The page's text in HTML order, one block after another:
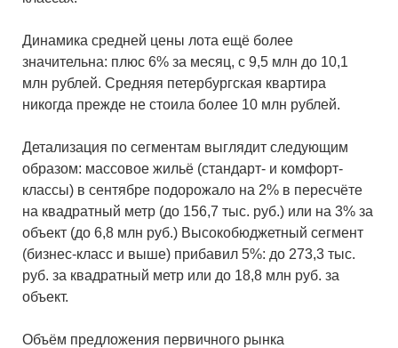
Динамика средней цены лота ещё более
значительна: плюс 6% за месяц, с 9,5 млн до 10,1
млн рублей. Средняя петербургская квартира
никогда прежде не стоила более 10 млн рублей.
Детализация по сегментам выглядит следующим
образом: массовое жильё (стандарт- и комфорт-
классы) в сентябре подорожало на 2% в пересчёте
на квадратный метр (до 156,7 тыс. руб.) или на 3% за
объект (до 6,8 млн руб.) Высокобюджетный сегмент
(бизнес-класс и выше) прибавил 5%: до 273,3 тыс.
руб. за квадратный метр или до 18,8 млн руб. за
объект.
Объём предложения первичного рынка